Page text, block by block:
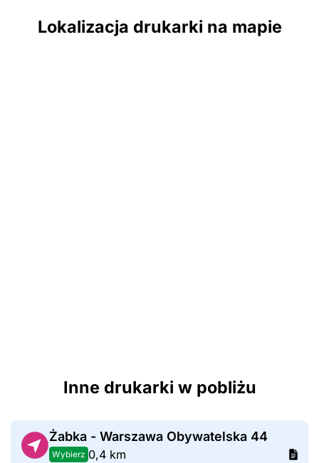
Lokalizacja drukarki na mapie
Inne drukarki w pobliżu
Żabka - Warszawa Obywatelska 44
Wybierz 0,4 km